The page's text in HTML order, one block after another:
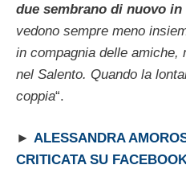
due sembrano di nuovo
vedono sempre meno
in compagnia delle
nel Salento. Quando la
coppia“.
► ALESSANDRA
CRITICATA SU